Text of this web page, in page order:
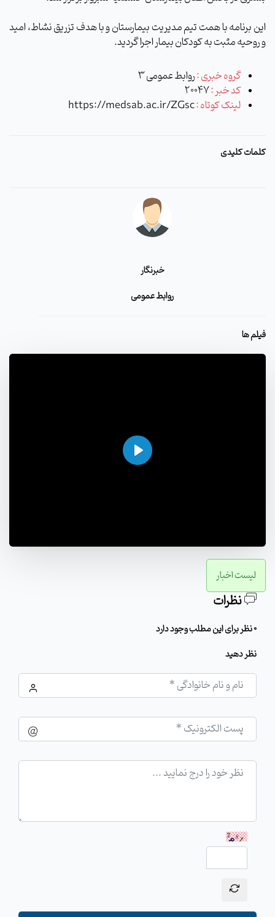
این برنامه با همت تیم مدیریت بیمارستان و با هدف تزریق نشاط، امید
و روحیه مثبت به کودکان بیمار اجرا گردید.
گروه خبری :روابط عمومی 3
کد خبر :20047
لینک کوتاه :https://medsab.ac.ir/ZGsc
کلمات کلیدی
خبرنگار
روابط عمومی
فیلم ها
اجرا
لیست اخبار
نظرات
0 نظر برای این مطلب وجود دارد
نظر دهید